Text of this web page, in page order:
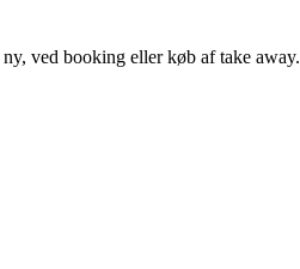
ved booking eller køb af take away.